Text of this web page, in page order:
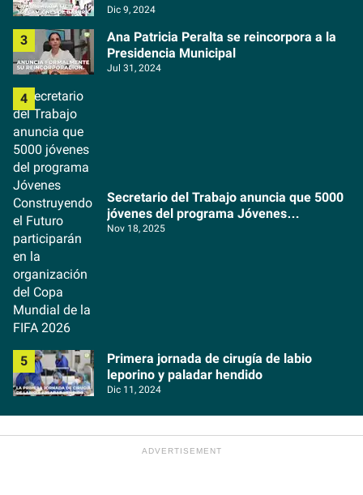
Dic 9, 2024
Ana Patricia Peralta se reincorpora a la
Presidencia Municipal
Jul 31, 2024
Secretario del Trabajo anuncia que 5000
jóvenes del programa Jóvenes
Construyendo el Futuro participarán en la
Nov 18, 2025
Primera jornada de cirugía de labio
leporino y paladar hendido
Dic 11, 2024